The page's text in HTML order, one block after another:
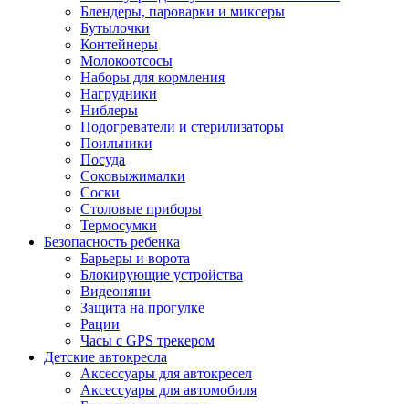
Блендеры, пароварки и миксеры
Бутылочки
Контейнеры
Молокоотсосы
Наборы для кормления
Нагрудники
Ниблеры
Подогреватели и стерилизаторы
Поильники
Посуда
Соковыжималки
Соски
Столовые приборы
Термосумки
Безопасность ребенка
Барьеры и ворота
Блокирующие устройства
Видеоняни
Защита на прогулке
Рации
Часы с GPS трекером
Детские автокресла
Аксессуары для автокресел
Аксессуары для автомобиля